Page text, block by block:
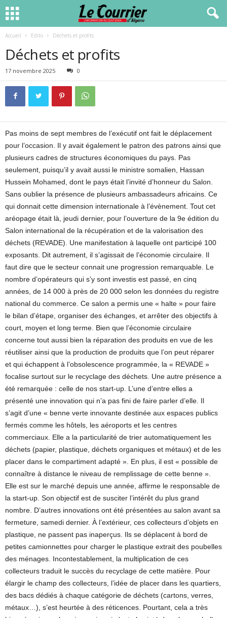
Accueil Edito Déchets et profits
Déchets et profits
17 novembre 2025 0
Pas moins de sept membres de l’exécutif ont fait le déplacement
pour l’occasion. Il y avait également le patron des patrons ainsi que
plusieurs cadres de structures économiques du pays. Pas
seulement, puisqu’il y avait aussi le ministre somalien, Hassan
Hussein Mohamed, dont le pays était l’invité d’honneur du Salon.
Sans oublier la présence de plusieurs ambassadeurs africains. Ce
qui donnait cette dimension internationale à l’évènement. Tout cet
aréopage était là, jeudi dernier, pour l’ouverture de la 9e édition du
Salon international de la récupération et de la valorisation des
déchets (REVADE). Une manifestation à laquelle ont participé 100
exposants. Dit autrement, il s’agissait de l’économie circulaire. Il
faut dire que le secteur connait une progression remarquable. Le
nombre d’opérateurs qui s’y sont investis est passé, en cinq
années, de 14 000 à près de 20 000 selon les données du registre
national du commerce. Ce salon a permis une « halte » pour faire
le bilan d’étape, organiser des échanges, et arrêter des objectifs à
court, moyen et long terme. Bien que l’économie circulaire
concerne tout aussi bien la réparation des produits en vue de les
réutiliser ainsi que la production de produits que l’on peut réparer
et qui échappent à l’obsolescence programmée, la « REVADE »
focalise surtout sur le recyclage des déchets. Une autre présence a
été remarquée : celle de nos start-up. L’une d’entre elles a
présenté une innovation qui n’a pas fini de faire parler d’elle. Il
s’agit d’une « benne verte innovante destinée aux espaces publics
fermés comme les hôtels, les aéroports et les centres
commerciaux. Elle a la particularité de trier automatiquement les
déchets (papier, plastique, déchets organiques et métaux) et de les
placer dans le compartiment adapté ». En plus, il est « possible de
connaître à distance le niveau de remplissage de cette benne ».
Elle est sur le marché depuis une année, affirme le responsable de
la start-up. Son objectif est de susciter l’intérêt du plus grand
nombre. D’autres innovations ont été présentées au salon avant sa
fermeture, samedi dernier. À l’extérieur, ces collecteurs d’objets en
plastique, ne passent pas inaperçus. Ils se déplacent à bord de
petites camionnettes pour charger le plastique extrait des poubelles
des ménages. Incontestablement, la multiplication de ces
collecteurs traduit le succès du recyclage de cette matière. Pour
élargir le champ des collecteurs, l’idée de placer dans les quartiers,
des bacs dédiés à chaque catégorie de déchets (cartons, verres,
métaux…), s’est heurtée à des réticences. Pourtant, cela a très